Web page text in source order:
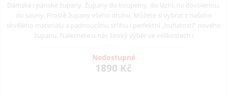
Dámské i pánské župany. Župany do koupelny, do lázní, na dovolenou,
do sauny. Prostě župany všeho druhu. Můžete si vybrat z našeho
skvělého materiálu a padnoucímu střihu i perfektní „huňatostí“ nového
županu. Naleznete u nás široký výběr ve velikostech i
Nedostupné
1890 Kč